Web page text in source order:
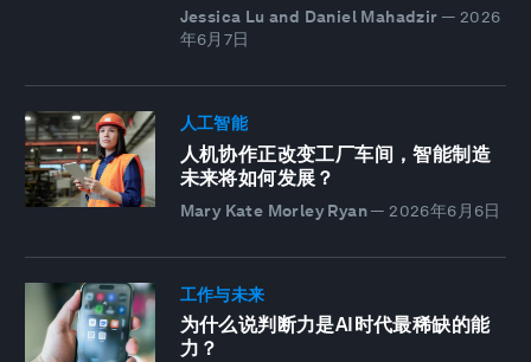
Jessica Lu and Daniel Mahadzir — 2026
年6月7日
人工智能
人机协作正改变工厂车间，智能制造
未来将如何发展？
Mary Kate Morley Ryan— 2026年6月6日
工作与未来
为什么说判断力是AI时代最稀缺的能
力？